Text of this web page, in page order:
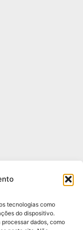
tecnologias como
do dispositivo.
dados, como